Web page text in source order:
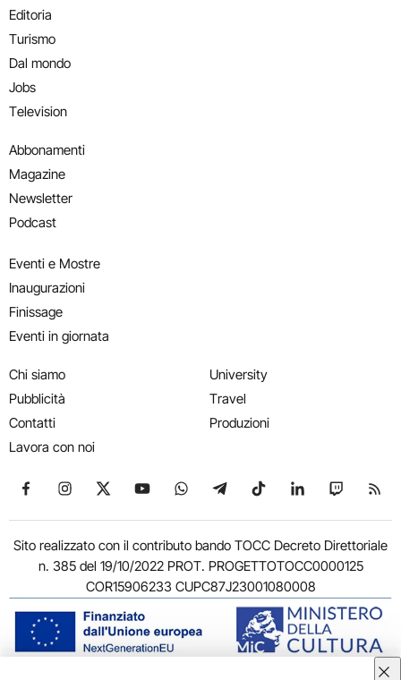
Editoria
Turismo
Dal mondo
Jobs
Television
Abbonamenti
Magazine
Newsletter
Podcast
Eventi e Mostre
Inaugurazioni
Finissage
Eventi in giornata
Chi siamo
Pubblicità
Contatti
Lavora con noi
University
Travel
Produzioni
Seguici su Facebook
Seguici su Instagram
Seguici su X
Seguici su YouTube
Seguici su WhatsApp
Seguici su Telegram
Seguici su TikTok
Seguici su
Seguici
Sito realizzato con il contributo bando TOCC Decreto Direttoriale
n. 385 del 19/10/2022 PROT. PROGETTOTOCC0000125
COR15906233 CUPC87J23001080008